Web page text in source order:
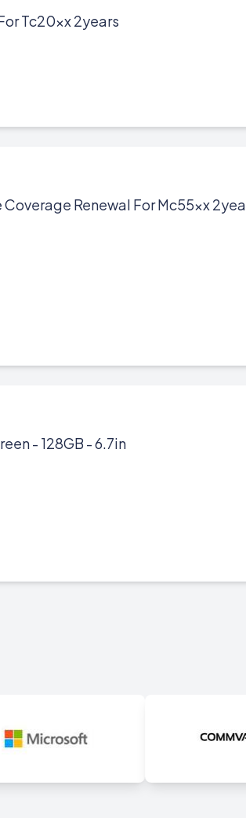
Tc20xx 2years
Renewal For Mc55xx
- 128GB - 6.7in